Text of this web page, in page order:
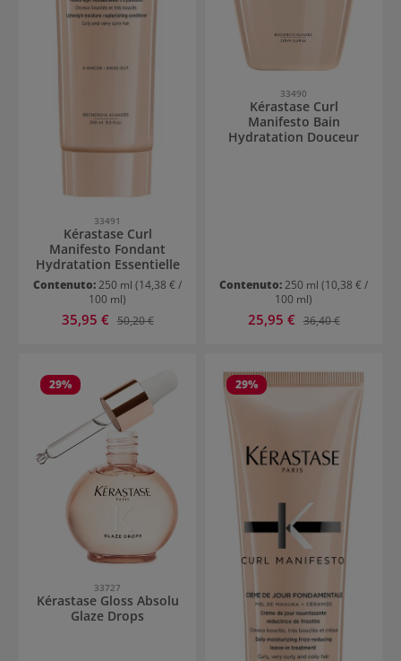
33491
Kérastase Curl
Manifesto Fondant
Hydratation Essentielle
Contenuto:250 ml (14,38 € /
100 ml)
Prezzo di vendita:
35,95 € Prezzo normale:
50,20 €
33490
Kérastase Curl
Manifesto Bain
Hydratation Douceur
Contenuto:250 ml (10,38 € /
100 ml)
Prezzo di vendita:
25,95 € Prezzo normale:
36,40 €
29%
33727
Kérastase Gloss Absolu
Glaze Drops
29%